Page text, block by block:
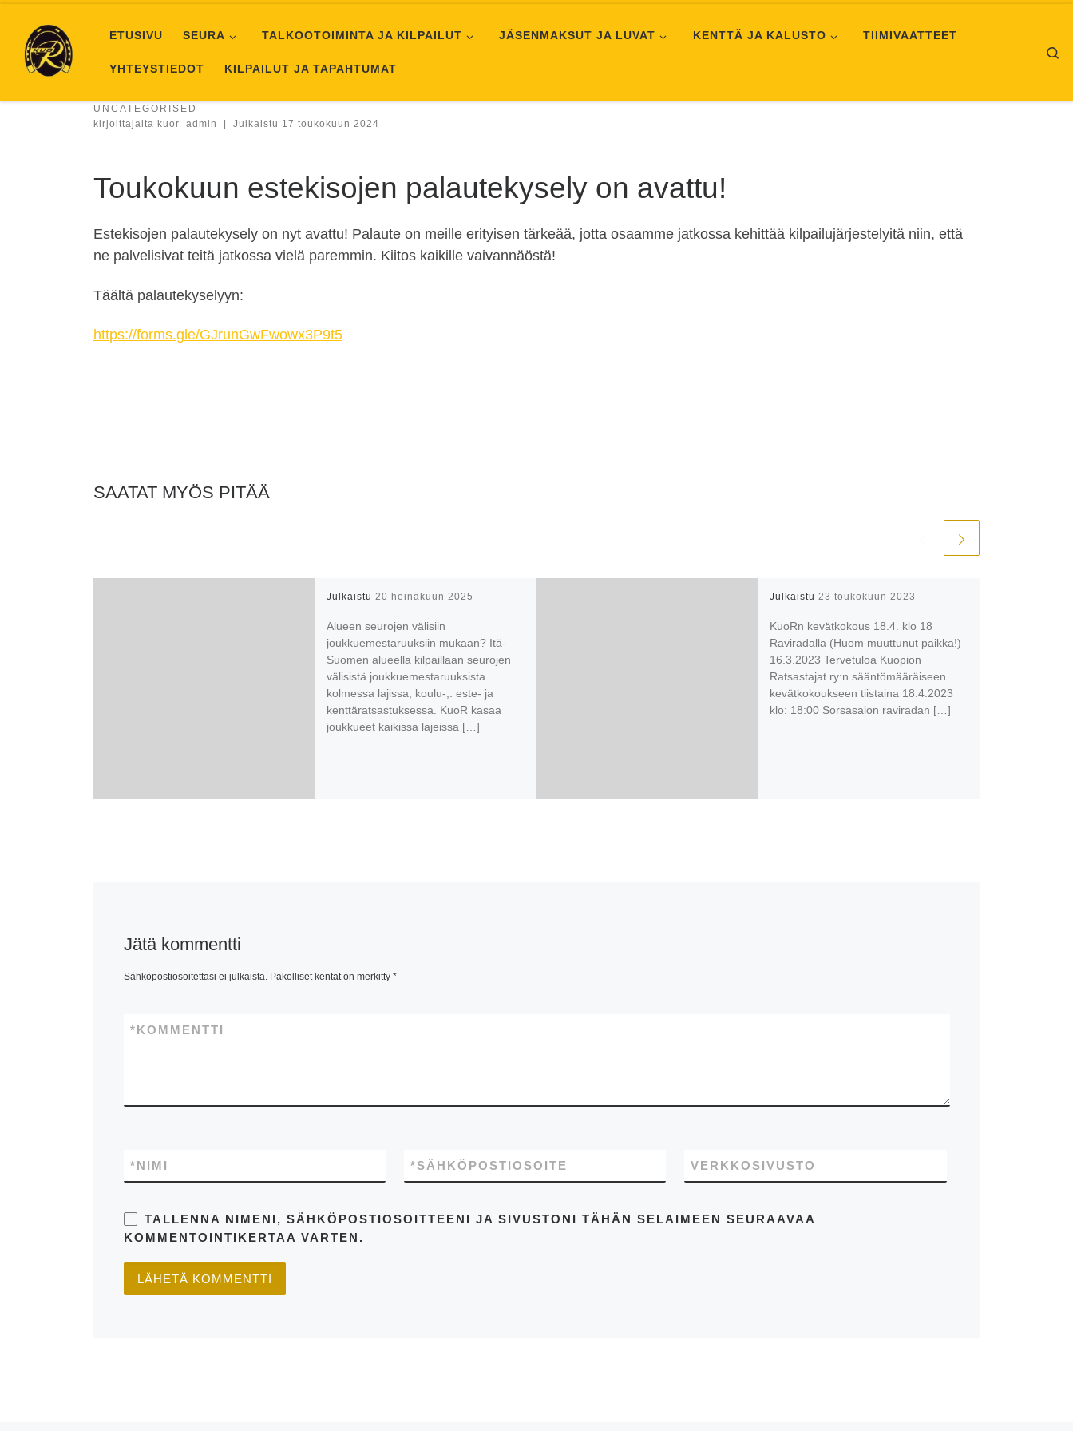
Skip to content
ETUSIVU SEURA TALKOOTOIMINTA JA KILPAILUT JÄSENMAKSUT JA LUVAT KENTTÄ JA KALUSTO TIIMIVAATTEET
YHTEYSTIEDOT KILPAILUT JA TAPAHTUMAT
UNCATEGORISED
kirjoittajalta kuor_admin Julkaistu 17 toukokuun 2024
Toukokuun estekisojen palautekysely on avattu!
Estekisojen palautekysely on nyt avattu! Palaute on meille erityisen tärkeää, jotta osaamme jatkossa kehittää kilpailujärjestelyitä niin, että
ne palvelisivat teitä jatkossa vielä paremmin. Kiitos kaikille vaivannäöstä!
Täältä palautekyselyyn:
https://forms.gle/GJrunGwFwowx3P9t5
SAATAT MYÖS PITÄÄ
Julkaistu 20 heinäkuun 2025
Alueen seurojen välisiin
joukkuemestaruuksiin mukaan? Itä-
Suomen alueella kilpaillaan seurojen
välisistä joukkuemestaruuksista
kolmessa lajissa, koulu-,. este- ja
kenttäratsastuksessa. KuoR kasaa
joukkueet kaikissa lajeissa […]
Julkaistu 23 toukokuun 2023
KuoRn kevätkokous 18.4. klo 18
Raviradalla (Huom muuttunut paikka!)
16.3.2023 Tervetuloa Kuopion
Ratsastajat ry:n sääntömääräiseen
kevätkokoukseen tiistaina 18.4.2023
klo: 18:00 Sorsasalon raviradan […]
Jätä kommentti
Sähköpostiosoitettasi ei julkaista. Pakolliset kentät on merkitty *
KOMMENTTI
*
NIMI
* SÄHKÖPOSTIOSOITE
* VERKKOSIVUSTO
TALLENNA NIMENI, SÄHKÖPOSTIOSOITTEENI JA SIVUSTONI TÄHÄN SELAIMEEN SEURAAVAA
KOMMENTOINTIKERTAA VARTEN.